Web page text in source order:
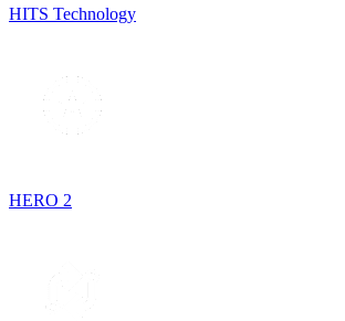
HITS Technology
HERO 2